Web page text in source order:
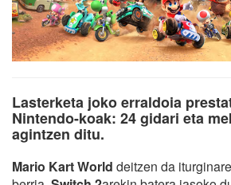
Lasterketa joko erraldoia
Nintendo-koak: 24 gidari eta
agintzen ditu.
Mario Kart World deitzen da